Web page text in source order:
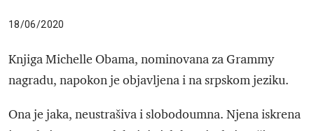
18/06/2020
Knjiga Michelle Obama, nominovana za Grammy
nagradu, napokon je objavljena i na srpskom jeziku.
Ona je jaka, neustrašiva i slobodoumna. Njena iskrena